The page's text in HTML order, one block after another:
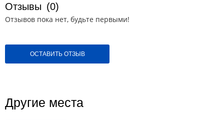
Отзывы (0)
Отзывов пока нет, будьте первыми!
ОСТАВИТЬ ОТЗЫВ
Другие места